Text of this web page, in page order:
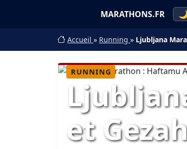
MARATHONS.FR
Accueil » Running » Ljubljana
RUNNING
et